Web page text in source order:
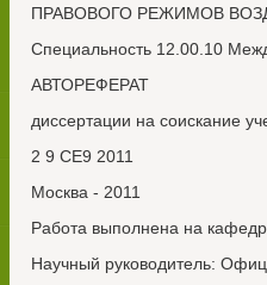
ПРАВОВОГО РЕЖИМОВ
Специальность 12.00.10
АВТОРЕФЕРАТ
диссертации на соискание
2 9 СЕ9 2011
Москва - 2011
Работа выполнена на
Научный руководитель: